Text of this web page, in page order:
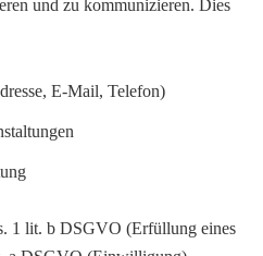
und zu kommunizieren. Dies
E-Mail, Telefon)
1 lit. b DSGVO (Erfüllung eines